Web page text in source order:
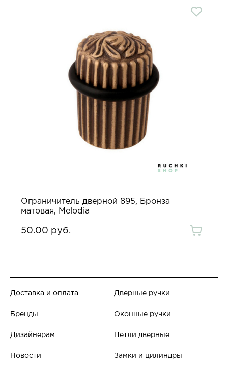
Ограничитель дверной 895, Бронза
матовая, Melodia
50.00 руб.
Доставка и оплата
Бренды
Дизайнерам
Новости
Дверные ручки
Оконные ручки
Петли дверные
Замки и цилиндры